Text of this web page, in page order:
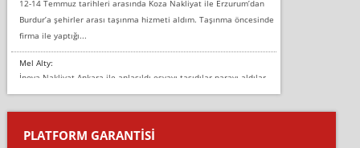
12-14 Temmuz tarihleri arasında Koza Nakliyat ile Erzurum’dan
Burdur’a şehirler arası taşınma hizmeti aldım. Taşınma öncesinde
firma ile yaptığı...
Mel Alty:
İnova Nakliyat Ankara ile anlaşıldı eşyayı taşıdılar parayı aldılar.
Salon duvarına bir baktım birisi boydan alüminyum renkli bantı
yapıştırm...
Murat:
PLATFORM GARANTİSİ